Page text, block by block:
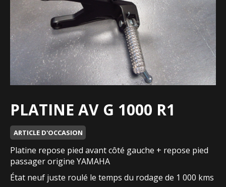
PLATINE AV G 1000 R1
ARTICLE D'OCCASION
Platine repose pied avant côté gauche + repose pied
passager origine YAMAHA
État neuf juste roulé le temps du rodage de 1 000 kms